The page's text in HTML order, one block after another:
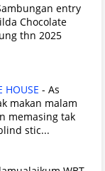
entry
Chocolate
thn 2025
HOUSE - As
makan malam
memasing tak
stic...